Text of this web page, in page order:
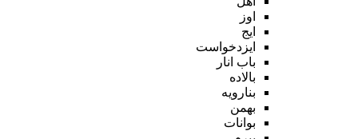
اوز
ایج
ایزدخواست
باب انار
بالاده
بنارویه
بهمن
بوانات